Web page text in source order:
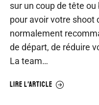
sur un coup de tête
pour avoir votre shoot
normalement
de départ, de réduire
La team…
LIRE L'ARTICLE